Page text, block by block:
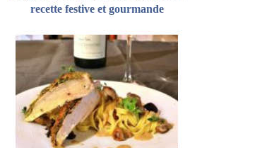
recette festive et gourmande